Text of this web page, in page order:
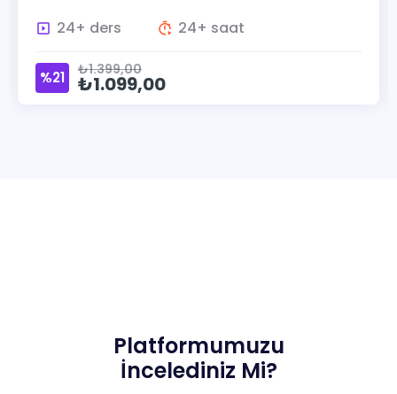
24+ ders 24+ saat
₺1.399,00
₺1.099,00
%21
Platformumuzu
İncelediniz Mi?